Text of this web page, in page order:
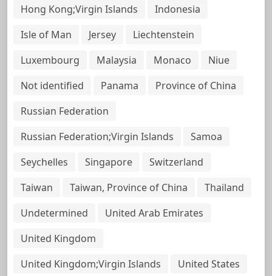
Hong Kong;Virgin Islands
Indonesia
Isle of Man
Jersey
Liechtenstein
Luxembourg
Malaysia Monaco
Niue
Not identified
Panama
Province of China
Russian Federation
Russian Federation;Virgin Islands
Samoa
Seychelles
Singapore
Switzerland
Taiwan
Taiwan, Province of China
Thailand
Undetermined
United Arab Emirates
United Kingdom
United Kingdom;Virgin Islands
United States